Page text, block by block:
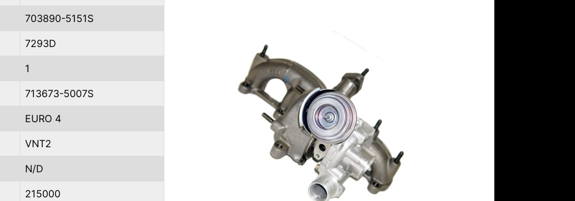
703890-5151S
7293D
1
713673-5007S
EURO 4
VNT2
N/D
215000